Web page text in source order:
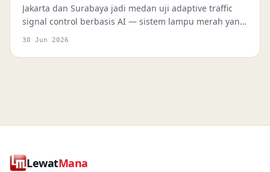
Jakarta dan Surabaya jadi medan uji adaptive traffic
signal control berbasis AI — sistem lampu merah yang
belajar dari pola lalu lintas secara real-time. Tapi
mengurai kemacetan?
30 Jun 2026
LewatMana